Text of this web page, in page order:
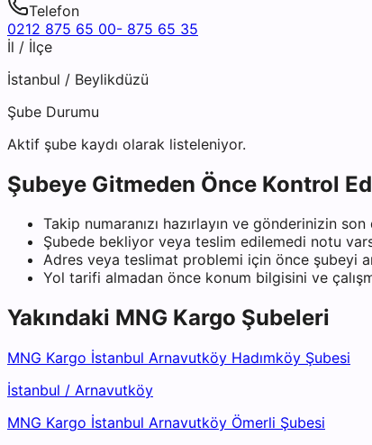
Telefon
0212 875 65 00- 875 65 35
İl / İlçe
İstanbul / Beylikdüzü
Şube Durumu
Aktif şube kaydı olarak listeleniyor.
Şubeye Gitmeden Önce Kontrol
Takip numaranızı hazırlayın ve gönderinizin
Şubede bekliyor veya teslim edilemedi notu
Adres veya teslimat problemi için önce şubeyi
Yol tarifi almadan önce konum bilgisini ve
Yakındaki MNG Kargo Şubeleri
MNG Kargo İstanbul Arnavutköy Hadımköy Şubesi
İstanbul / Arnavutköy
MNG Kargo İstanbul Arnavutköy Ömerli Şubesi